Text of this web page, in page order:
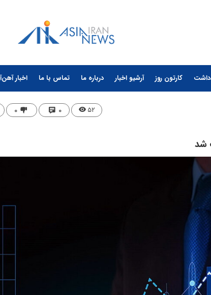
کارتون روز آرشیو اخبار درباره ما تماس با ما اخبار
۵۲ ۰ ۰
شد